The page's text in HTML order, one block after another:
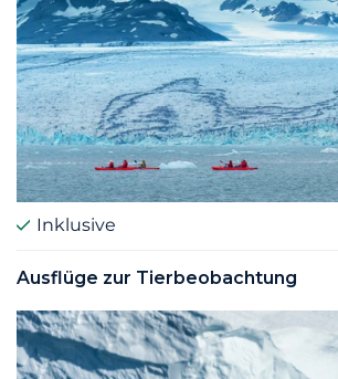
Inklusive
Ausflüge zur Tierbeobachtung